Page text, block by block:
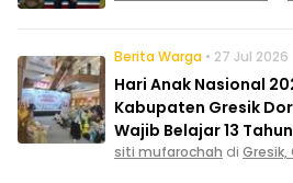
Berita Warga • 27 Jul 2026
Hari Anak Nasional
Kabupaten Gresik
Wajib Belajar 13 Tahun
siti mufarochah di Gresik,